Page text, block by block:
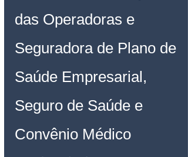
das Operadoras e
Seguradora de Plano de
Saúde Empresarial,
Seguro de Saúde e
Convênio Médico